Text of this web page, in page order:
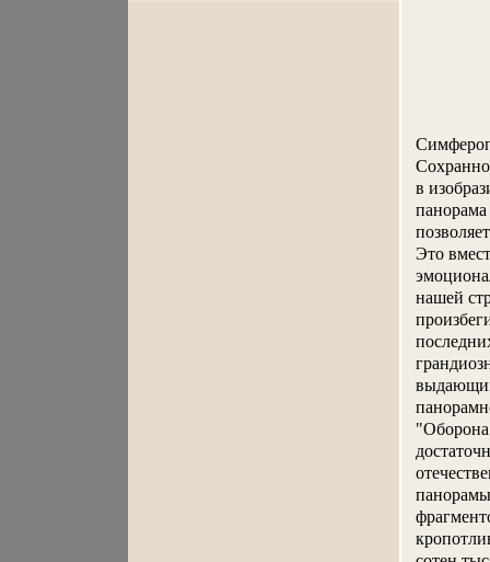
в
Это
нашей
"Оборона
панорамы